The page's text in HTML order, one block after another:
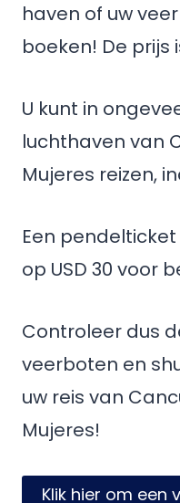
haven of uw
boeken! De prijs
U kunt in
luchthaven van
Mujeres reizen,
Een pendelticket
op USD 30 voor
Controleer dus
veerboten en
uw reis van
Mujeres!
Klik hier om een